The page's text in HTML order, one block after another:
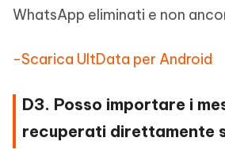
WhatsApp eliminati e non
-Scarica UltData per Android
D3. Posso importare i
recuperati direttamente